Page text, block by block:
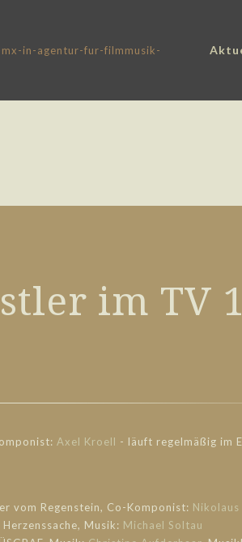
im TV
Axel Kroell - läuft regelmäßig im
vom Regenstein, Co-Komponist: Nikolaus
Herzenssache, Musik: Michael Soltau